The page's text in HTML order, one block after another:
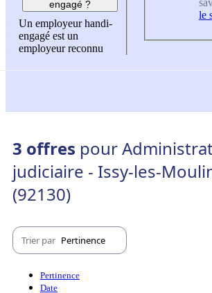
engagé ?
Un employeur handi-
engagé est un
employeur reconnu
le
3 offres pour
judiciaire - Issy-les-
(92130)
Trier par Pertinence
Pertinence
Date